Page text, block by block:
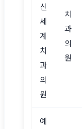
신
세
계
치
과
의
원
치
과
의
원
예